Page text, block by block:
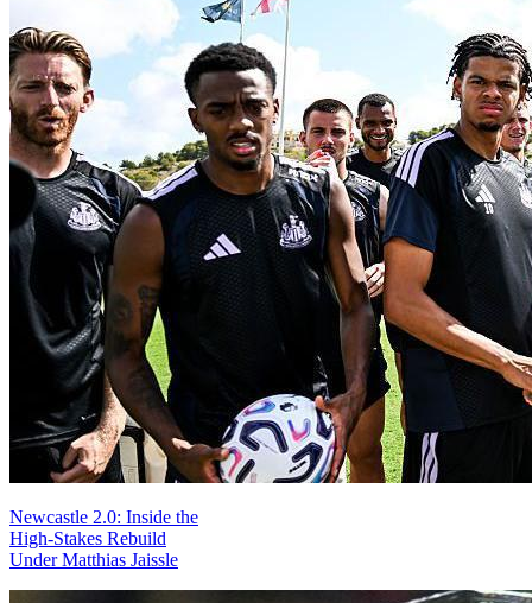
Newcastle 2.0: Inside the
High-Stakes Rebuild
Under Matthias Jaissle